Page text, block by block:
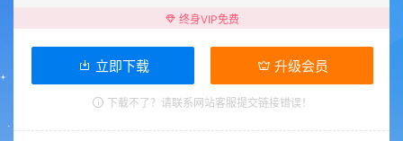
终身VIP免费
立即下载 升级会员
下载不了？请联系网站客服提交链接错误！